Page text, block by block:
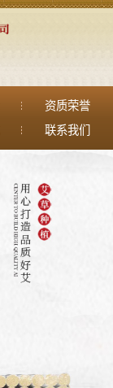
资质荣誉
联系我们